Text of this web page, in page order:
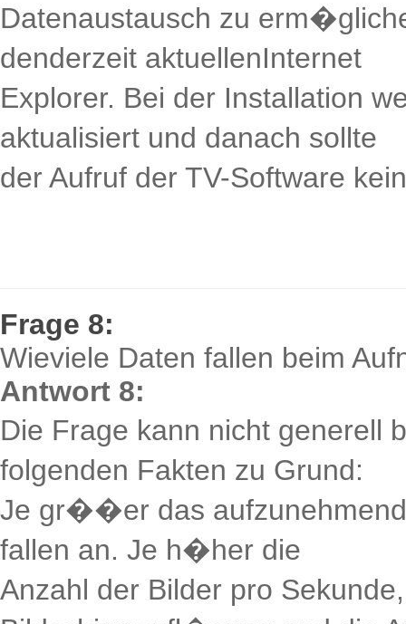
Datenaustausch zu
denderzeit aktuellenInternet
Explorer. Bei der Installation
aktualisiert und danach sollte
der Aufruf der TV-Software
Frage 8:
Wieviele Daten fallen beim
Antwort 8:
Die Frage kann nicht generell
folgenden Fakten zu Grund:
Je gr��er das
fallen an. Je h�her die
Anzahl der Bilder pro